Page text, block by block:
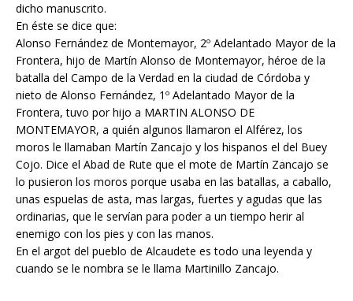
dicho manuscrito.
En éste se dice que:
Alonso Fernández de Montemayor, 2º Adelantado Mayor de la
Frontera, hijo de Martín Alonso de Montemayor, héroe de la
batalla del Campo de la Verdad en la ciudad de Córdoba y
nieto de Alonso Fernández, 1º Adelantado Mayor de la
Frontera, tuvo por hijo a MARTIN ALONSO DE
MONTEMAYOR, a quién algunos llamaron el Alférez, los
moros le llamaban Martín Zancajo y los hispanos el del Buey
Cojo. Dice el Abad de Rute que el mote de Martín Zancajo se
lo pusieron los moros porque usaba en las batallas, a caballo,
unas espuelas de asta, mas largas, fuertes y agudas que las
ordinarias, que le servían para poder a un tiempo herir al
enemigo con los pies y con las manos.
En el argot del pueblo de Alcaudete es todo una leyenda y
cuando se le nombra se le llama Martinillo Zancajo.